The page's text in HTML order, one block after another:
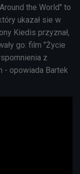
the World" to
ukazał sie w
Kiedis przyznał,
go: film "Życie
z
- opowiada Bartek